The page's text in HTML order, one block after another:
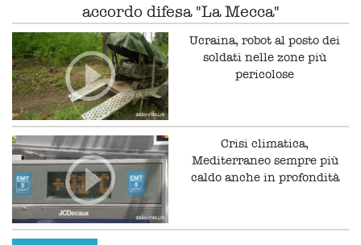
accordo difesa "La Mecca"
Ucraina, robot al posto dei
soldati nelle zone più
pericolose
Crisi climatica,
Mediterraneo sempre più
caldo anche in profondità